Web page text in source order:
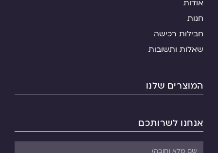
אודות
חנות
חבילות רכישה
שאלות ותשובות
המוצרים שלנו
אנחנו לשרותכם